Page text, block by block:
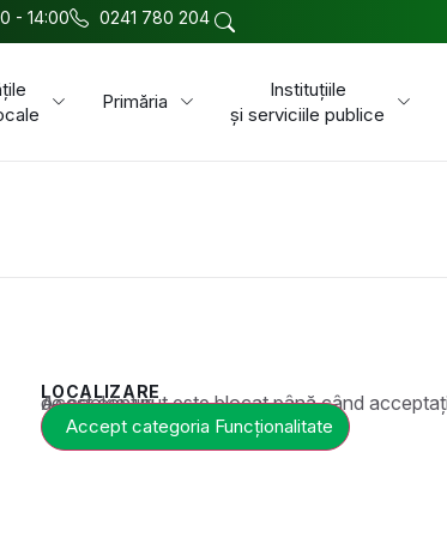
- 14:00 0241 780 204
Primăria
Instituțiile
și serviciile publice
LOCALIZARE
Acest conținut este blocat până când acceptați categoria corespunzătoare de cookie-uri.
Accept categoria Funcționalitate